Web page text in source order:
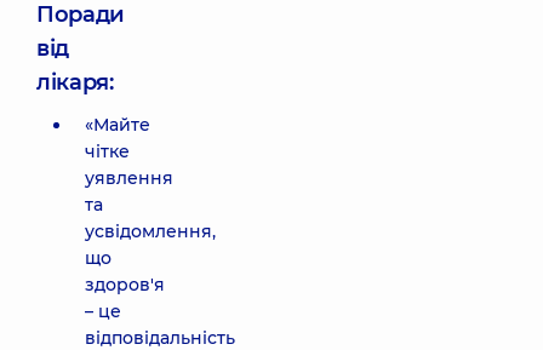
Поради
від
лікаря:
«Майте
чітке
уявлення
та
усвідомлення,
що
здоров'я
– це
відповідальність